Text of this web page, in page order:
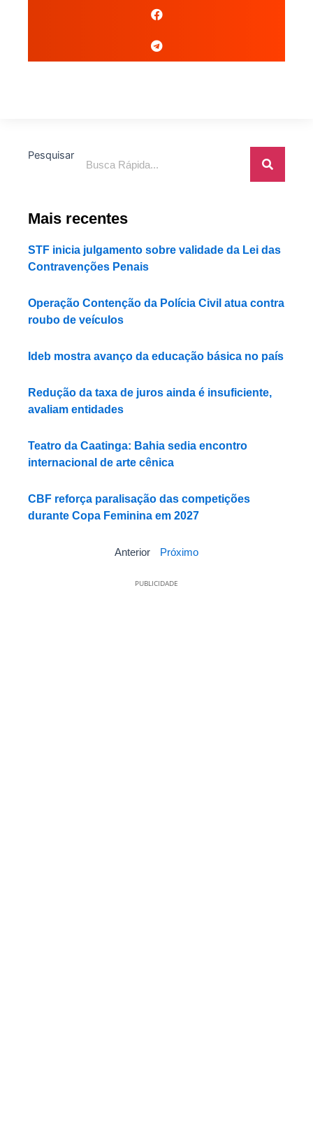
Pesquisar
Mais recentes
STF inicia julgamento sobre validade da Lei das
Contravenções Penais
Operação Contenção da Polícia Civil atua contra
roubo de veículos
Ideb mostra avanço da educação básica no país
Redução da taxa de juros ainda é insuficiente,
avaliam entidades
Teatro da Caatinga: Bahia sedia encontro
internacional de arte cênica
CBF reforça paralisação das competições
durante Copa Feminina em 2027
Anterior Próximo
PUBLICIDADE